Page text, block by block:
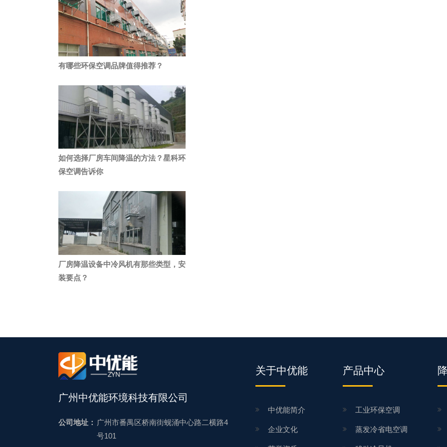
有哪些环保空调品牌值得推荐？
如何选择厂房车间降温的方法？星科环
保空调告诉你
厂房降温设备中冷风机有那些类型，安
装要点？
广州中优能环境科技有限公司
公司地址： 广州市番禺区桥南街蚬涌中心路二横路4
号101
关于中优能
中优能简介
企业文化
产品中心
工业环保空调
蒸发冷省电空调